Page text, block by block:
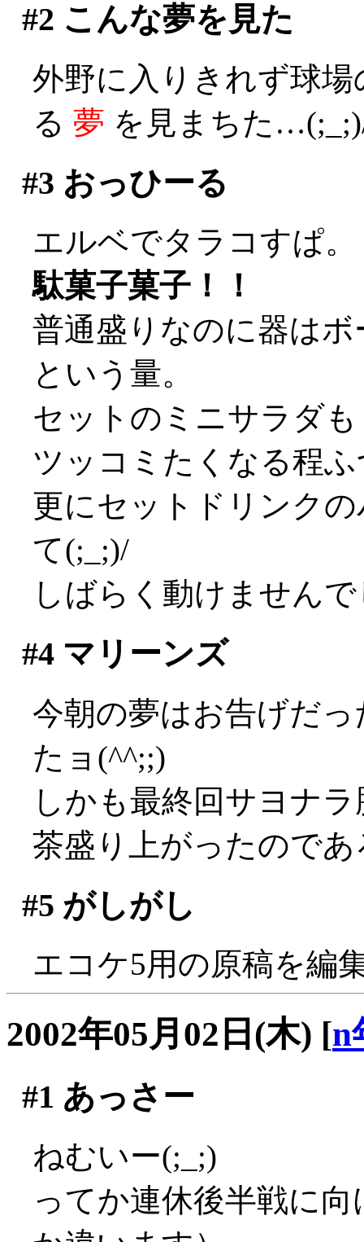
#2 こんな夢を見た
外野に入りきれず球
る 夢 を見まちた
#3 おっひーる
エルベでタラコすぱ。
駄菓子菓子！！
普通盛りなのに器は
という量。
セットのミニサラダ
ツッコミたくなる程
更にセットドリンク
て(;_;)/
しばらく動けません
#4マリーンズ
今朝の夢はお告げだ
たョ(^^;;)
しかも最終回サヨナ
茶盛り上がったので
#5 がしがし
エコケ5用の原稿を編
2002年05月02日(木) [n
#1 あっさー
ねむいー(;_;)
ってか連休後半戦に